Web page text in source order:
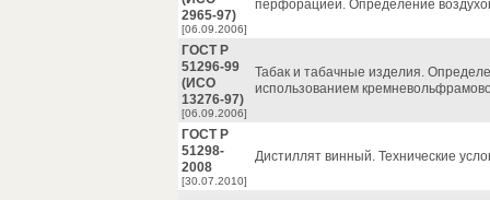
2965-97)
[06.09.2006]
перфорацией. Определение
ГОСТ Р
51296-99
(ИСО
13276-97)
[06.09.2006]
Табак и табачные изделия.
использованием
ГОСТ Р
51298-
2008
[30.07.2010]
Дистиллят винный. Технические